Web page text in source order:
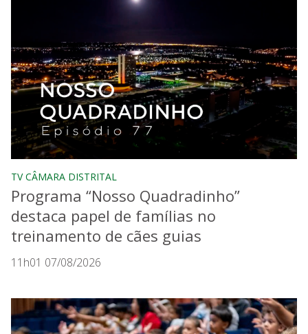
TV CÂMARA DISTRITAL
Programa “Nosso Quadradinho”
destaca papel de famílias no
treinamento de cães guias
11h01 07/08/2026